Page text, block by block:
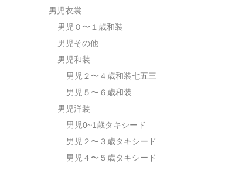
男児衣裳
男児０〜１歳和装
男児その他
男児和装
男児２〜４歳和装七五三
男児５〜６歳和装
男児洋装
男児0~1歳タキシード
男児２〜３歳タキシード
男児４〜５歳タキシード